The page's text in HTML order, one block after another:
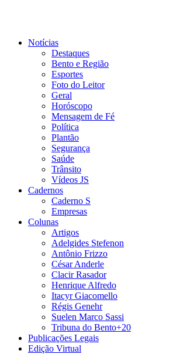
Notícias
Destaques
Bento e Região
Esportes
Foto do Leitor
Geral
Horóscopo
Mensagem de Fé
Política
Plantão
Segurança
Saúde
Trânsito
Vídeos JS
Cadernos
Caderno S
Empresas
Colunas
Artigos
Adelgides Stefenon
Antônio Frizzo
César Anderle
Clacir Rasador
Henrique Alfredo
Itacyr Giacomello
Régis Genehr
Suelen Marco Sassi
Tribuna do Bento+20
Publicações Legais
Edição Virtual